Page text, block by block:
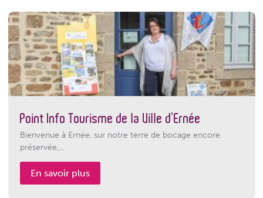
Point Info Tourisme de la Ville d’Ernée
Bienvenue à Ernée, sur notre terre de bocage encore
préservée,...
En savoir plus